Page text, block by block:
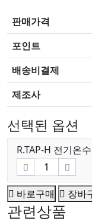
판매가격
포인트
배송비결제
제조사
선택된 옵션
R.TAP-H 전기온
바로구매 장바
관련상품